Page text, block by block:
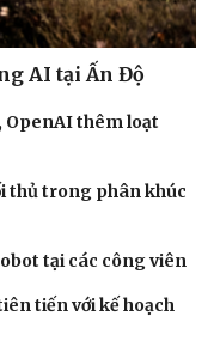
AI tại Ấn Độ
OpenAI thêm loạt
thủ trong phân khúc
tại các công viên
tiến với kế hoạch